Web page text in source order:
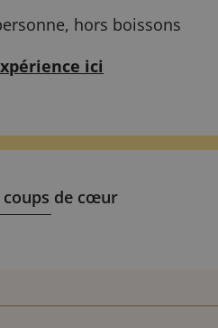
hors boissons
ici
coups de cœur